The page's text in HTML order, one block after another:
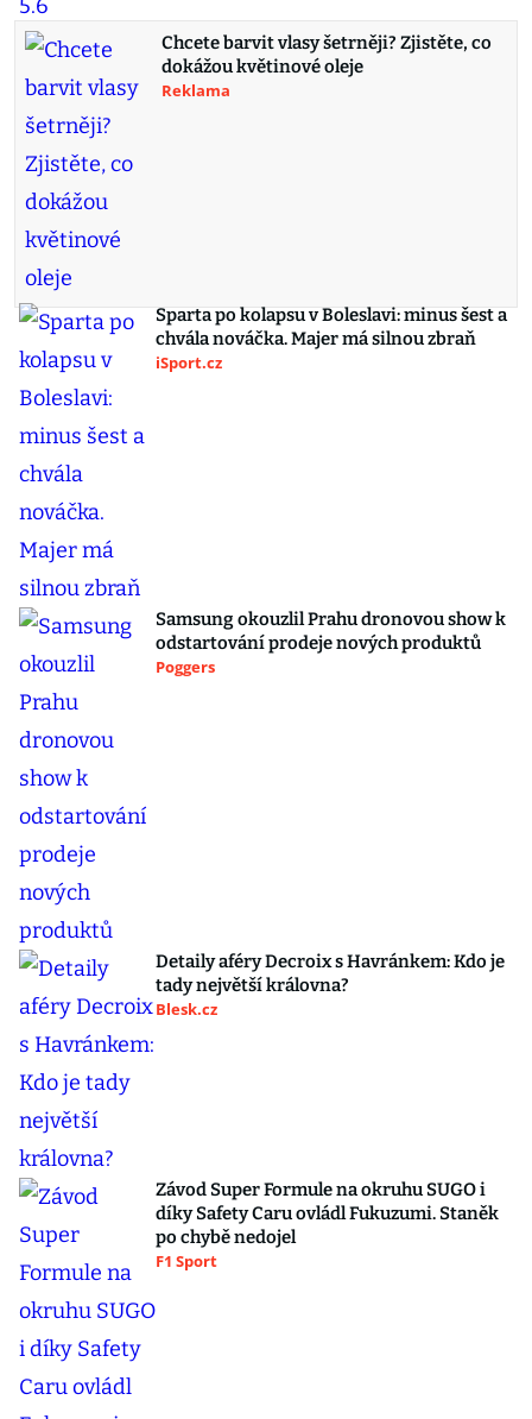
Chcete barvit vlasy šetrněji? Zjistěte, co
dokážou květinové oleje
Reklama
Sparta po kolapsu v Boleslavi: minus šest a
chvála nováčka. Majer má silnou zbraň
iSport.cz
Samsung okouzlil Prahu dronovou show k
odstartování prodeje nových produktů
Poggers
Detaily aféry Decroix s Havránkem: Kdo je
tady největší královna?
Blesk.cz
Závod Super Formule na okruhu SUGO i
díky Safety Caru ovládl Fukuzumi. Staněk
po chybě nedojel
F1 Sport